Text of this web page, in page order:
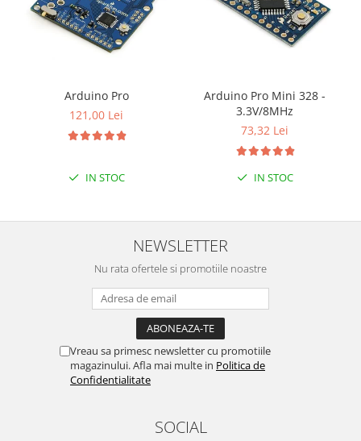
Arduino Pro
121,00 Lei
IN STOC
Arduino Pro Mini 328 -
3.3V/8MHz
73,32 Lei
IN STOC
NEWSLETTER
Nu rata ofertele si promotiile noastre
Vreau sa primesc newsletter cu promotiile
magazinului. Afla mai multe in Politica de
Confidentialitate
SOCIAL